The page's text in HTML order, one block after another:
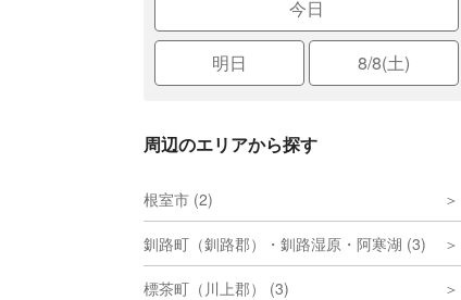
今日
明日 8/8(土)
周辺のエリアから探す
根室市 (2)
釧路町（釧路郡）・釧路湿原・阿寒湖 (3)
標茶町（川上郡） (3)